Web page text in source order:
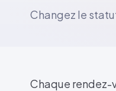
Changez le
Chaque rendez-